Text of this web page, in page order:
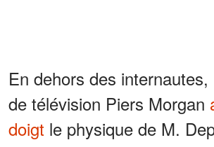
En dehors des
de télévision Piers Morgan
doigt le physique de M.